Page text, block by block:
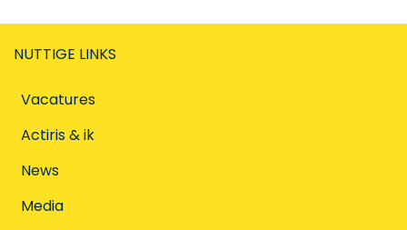
NUTTIGE LINKS
Vacatures
Actiris & ik
News
Media